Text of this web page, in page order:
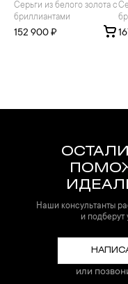
Серьги из белого золота с
бриллиантами
152 900 ₽
Серьги из белого золота с
Наши консультанты
и
или